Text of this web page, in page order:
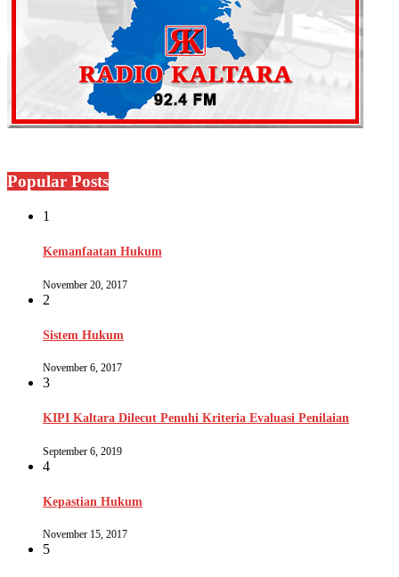
Popular Posts
1
Kemanfaatan Hukum
November 20, 2017
2
Sistem Hukum
November 6, 2017
3
KIPI Kaltara Dilecut Penuhi Kriteria Evaluasi Penilaian
September 6, 2019
4
Kepastian Hukum
November 15, 2017
5